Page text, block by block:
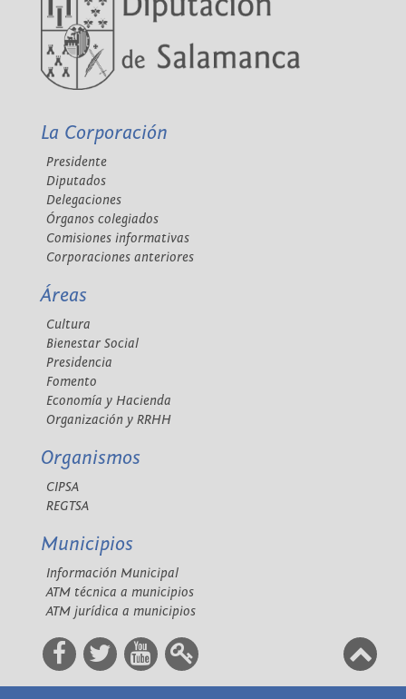
La Corporación
Presidente
Diputados
Delegaciones
Órganos colegiados
Comisiones informativas
Corporaciones anteriores
Áreas
Cultura
Bienestar Social
Presidencia
Fomento
Economía y Hacienda
Organización y RRHH
Organismos
CIPSA
REGTSA
Municipios
Información Municipal
ATM técnica a municipios
ATM jurídica a municipios